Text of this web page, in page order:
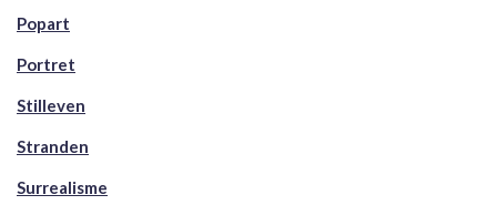
Popart
Portret
Stilleven
Stranden
Surrealisme